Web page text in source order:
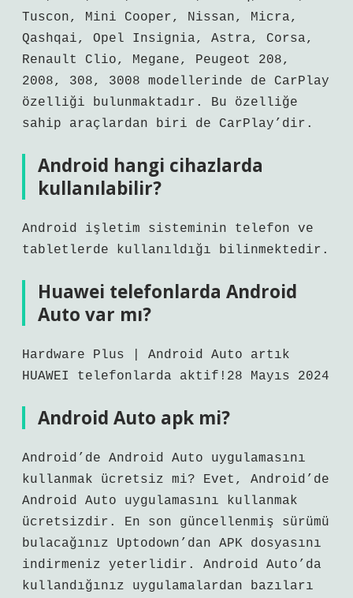
Tuscon, Mini Cooper, Nissan, Micra,
Qashqai, Opel Insignia, Astra, Corsa,
Renault Clio, Megane, Peugeot 208,
2008, 308, 3008 modellerinde de CarPlay
özelliği bulunmaktadır. Bu özelliğe
sahip araçlardan biri de CarPlay’dir.
Android hangi cihazlarda
kullanılabilir?
Android işletim sisteminin telefon ve
tabletlerde kullanıldığı bilinmektedir.
Huawei telefonlarda Android
Auto var mı?
Hardware Plus | Android Auto artık
HUAWEI telefonlarda aktif!28 Mayıs 2024
Android Auto apk mi?
Android’de Android Auto uygulamasını
kullanmak ücretsiz mi? Evet, Android’de
Android Auto uygulamasını kullanmak
ücretsizdir. En son güncellenmiş sürümü
bulacağınız Uptodown’dan APK dosyasını
indirmeniz yeterlidir. Android Auto’da
kullandığınız uygulamalardan bazıları